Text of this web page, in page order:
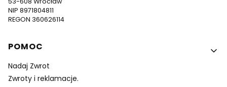
NIP 8971804811
REGON 360626114
Linki w stopce
POMOC
Nadaj Zwrot
Zwroty i reklamacje.